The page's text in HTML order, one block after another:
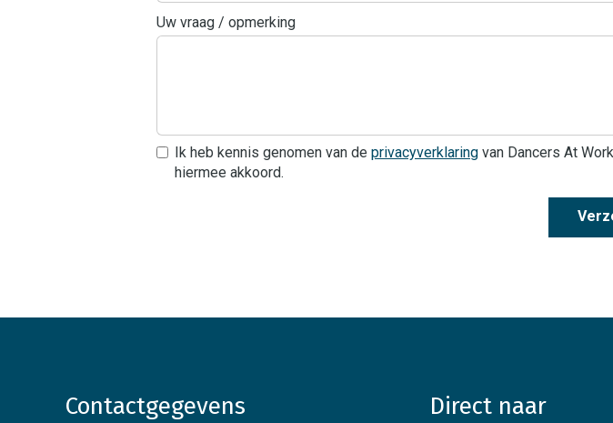
Uw vraag / opmerking
Ik heb kennis genomen van de privacyverklaring van Dancers At
hiermee akkoord.
Contactgegevens Direct naar